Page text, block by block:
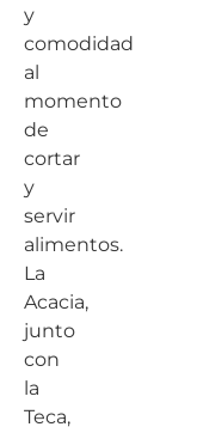
y
comodidad
al
momento
de
cortar
y
servir
alimentos.
La
Acacia,
junto
con
la
Teca,